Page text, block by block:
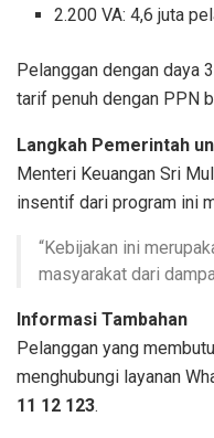
2.200 VA: 4,6 juta
Pelanggan dengan daya
tarif penuh dengan PPN
Langkah Pemerintah
Menteri Keuangan Sri
insentif dari program ini
“Kebijakan ini
masyarakat dari
Informasi Tambahan
Pelanggan yang
menghubungi layanan
11 12 123.